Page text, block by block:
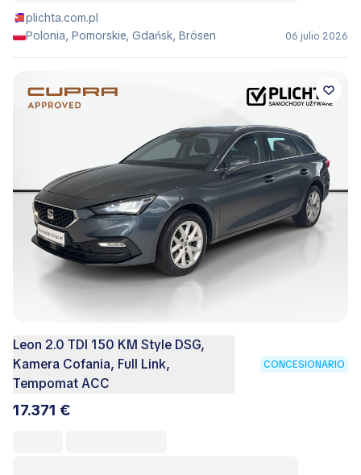
plichta.com.pl
Polonia, Pomorskie, Gdańsk, Brösen
06 julio 2026
Leon 2.0 TDI 150 KM Style DSG,
Kamera Cofania, Full Link,
Tempomat ACC
CONCESIONARIO
17.371 €